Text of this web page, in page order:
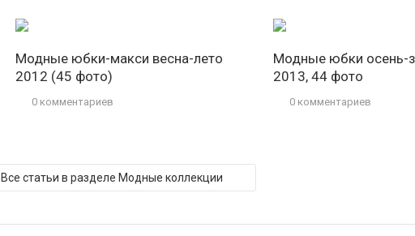
Модные юбки-макси весна-лето
2012 (45 фото)
0 комментариев
Модные юбки осень-
2013, 44 фото
0 комментариев
Все статьи в разделе Модные коллекции